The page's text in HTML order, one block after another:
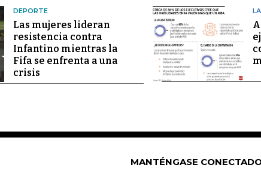
DEPORTE
Las mujeres lideran
resistencia contra
Infantino mientras la
Fifa se enfrenta a una
crisis
MANTÉNGASE